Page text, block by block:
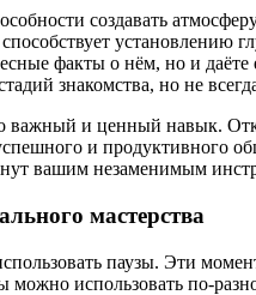
создавать
факты о нём, но и
знакомства, но не
важный и ценный навык.
и продуктивного
вашим незаменимым
мастерства
паузы. Эти
использовать по-